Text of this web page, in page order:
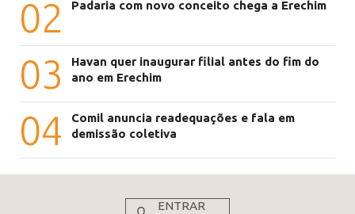
02 Padaria com novo conceito chega a Erechim
03
Havan quer inaugurar filial antes do fim do
ano em Erechim
04
Comil anuncia readequações e fala em
demissão coletiva
ENTRAR